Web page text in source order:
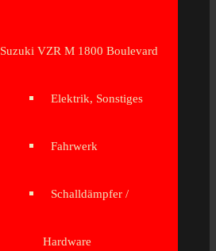
Suzuki VZR M 1800 Boulevard
Elektrik, Sonstiges
Fahrwerk
Schalldämpfer /
Hardware